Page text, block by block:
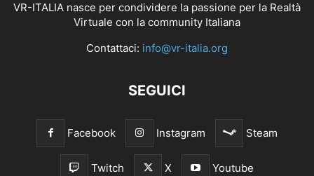
VR-ITALIA nasce per condividere la passione per la Realtà
Virtuale con la community Italiana
Contattaci: info@vr-italia.org
SEGUICI
Facebook Instagram Steam
Twitch X Youtube